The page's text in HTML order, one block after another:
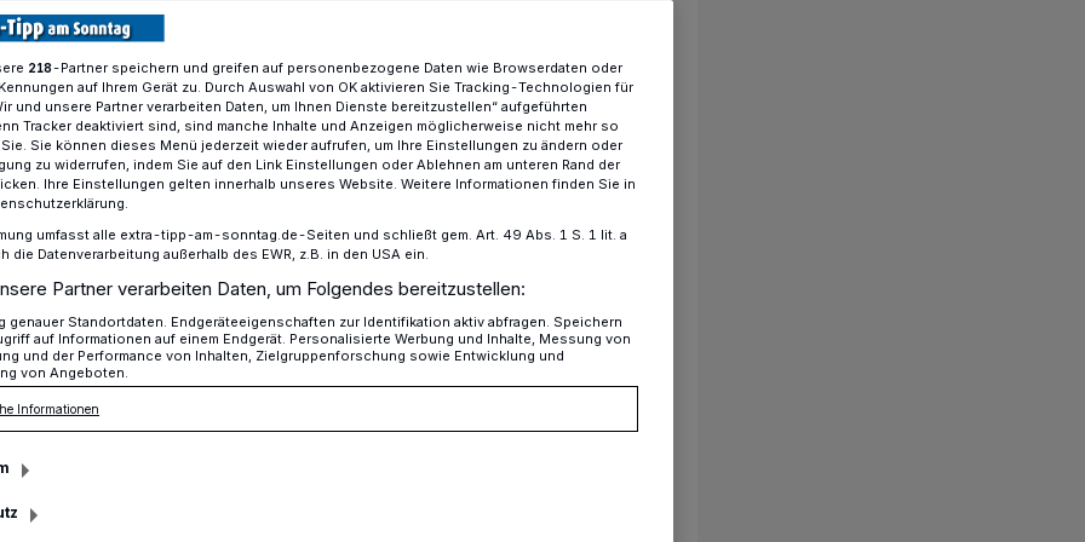
Eine Bar der merkwürdigen Gäste
Gäste
haben kreative Köpfe die
laden zu einem Rundgang voller
218-Partner speichern und greifen auf personenbezogene Daten wie Browserdaten oder
auf Ihrem Gerät zu. Durch Auswahl von OK aktivieren Sie Tracking-Technologien für
und unsere Partner verarbeiten Daten, um Ihnen Dienste bereitzustellen“ aufgeführten
Tracker deaktiviert sind, sind manche Inhalte und Anzeigen möglicherweise nicht mehr so
Sie können dieses Menü jederzeit wieder aufrufen, um Ihre Einstellungen zu ändern oder
zu widerrufen, indem Sie auf den Link Einstellungen oder Ablehnen am unteren Rand der
Ihre Einstellungen gelten innerhalb unseres Website. Weitere Informationen finden Sie in
umfasst alle extra-tipp-am-sonntag.de-Seiten und schließt gem. Art. 49 Abs. 1 S. 1 lit. a
die Datenverarbeitung außerhalb des EWR, z.B. in den USA ein.
Partner verarbeiten Daten, um Folgendes bereitzustellen:
genauer Standortdaten. Endgeräteeigenschaften zur Identifikation aktiv abfragen. Speichern
auf Informationen auf einem Endgerät. Personalisierte Werbung und Inhalte, Messung von
und der Performance von Inhalten, Zielgruppenforschung sowie Entwicklung und
von Angeboten.
Informationen